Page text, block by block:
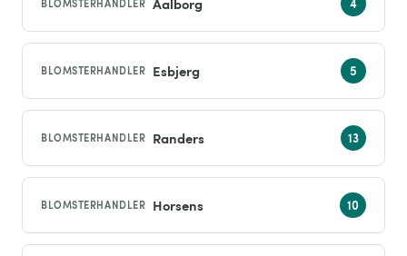
BLOMSTERHANDLER
BLOMSTERHANDLER Esbjerg
BLOMSTERHANDLER Randers
BLOMSTERHANDLER Horsens